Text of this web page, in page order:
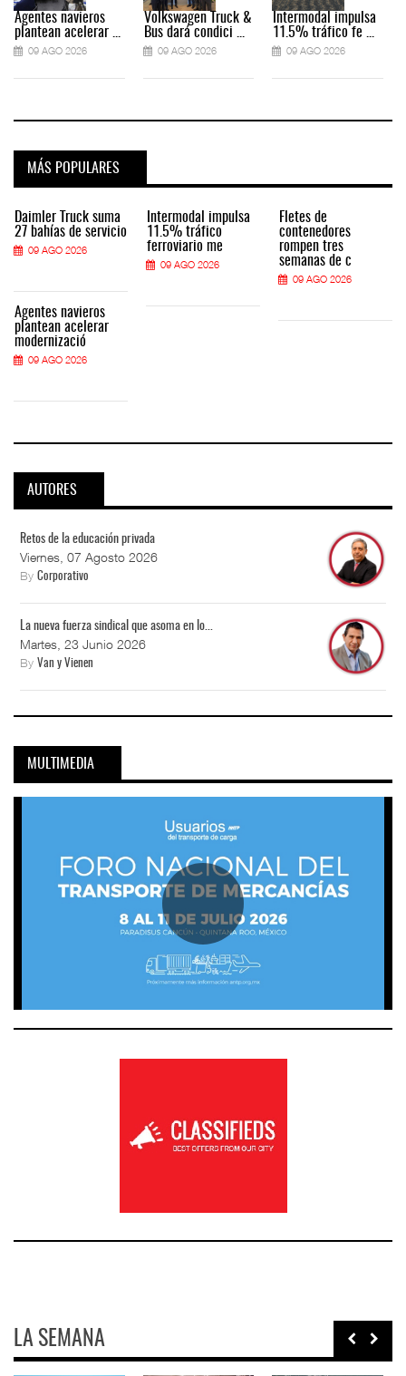
Agentes navieros
plantean acelerar ...
09 AGO 2026
Volkswagen Truck &
Bus dará condici ...
09 AGO 2026
Intermodal impulsa
11.5% tráfico fe ...
09 AGO 2026
MÁS POPULARES
Daimler Truck suma
27 bahías de servicio
09 AGO 2026
Agentes navieros
plantean acelerar
modernizació
09 AGO 2026
Intermodal impulsa
11.5% tráfico
ferroviario me
09 AGO 2026
Fletes de
contenedores
rompen tres
semanas de c
09 AGO 2026
AUTORES
Retos de la educación privada
Viernes, 07 Agosto 2026
By Corporativo
La nueva fuerza sindical que asoma en lo...
Martes, 23 Junio 2026
By Van y Vienen
MULTIMEDIA
LA SEMANA